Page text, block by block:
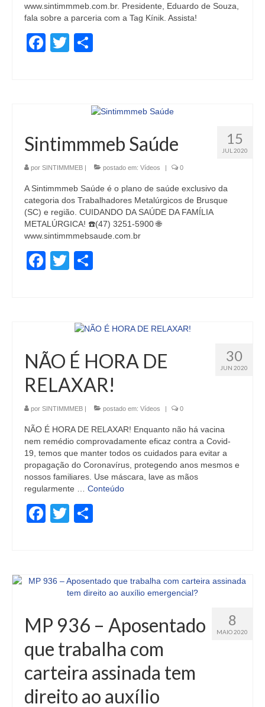
www.sintimmmeb.com.br. Presidente, Eduardo de Souza,
fala sobre a parceria com a Tag Kínik. Assista!
Facebook
Twitter
15
JUL 2020
Sintimmmeb Saúde
por SINTIMMMEB | postado em: Vídeos | 0
A Sintimmmeb Saúde é o plano de saúde exclusivo da
categoria dos Trabalhadores Metalúrgicos de Brusque
(SC) e região. CUIDANDO DA SAÚDE DA FAMÍLIA
METALÚRGICA! ☎️(47) 3251-5900 🌐
www.sintimmmebsaude.com.br
Facebook
Twitter
30
JUN 2020
NÃO É HORA DE
RELAXAR!
por SINTIMMMEB | postado em: Vídeos | 0
NÃO É HORA DE RELAXAR! Enquanto não há vacina
nem remédio comprovadamente eficaz contra a Covid-
19, temos que manter todos os cuidados para evitar a
propagação do Coronavírus, protegendo anos mesmos e
nossos familiares. Use máscara, lave as mãos
regularmente … Conteúdo
Facebook
Twitter
8
MAIO 2020
MP 936 – Aposentado
que trabalha com
carteira assinada tem
direito ao auxílio